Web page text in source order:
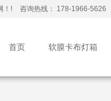
！! 咨询热线： 178-1966-5626
首页 软膜卡布灯箱